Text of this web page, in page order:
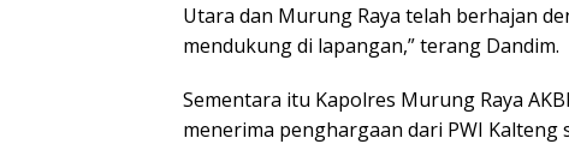
Utara dan Murung Raya telah berhajan
mendukung di lapangan,” terang Dandim.
Sementara itu Kapolres Murung Raya
menerima penghargaan dari PWI